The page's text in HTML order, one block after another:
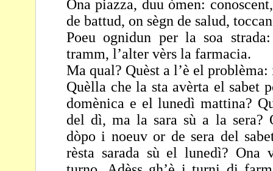
Ona piazza, duu òmen:
de battud, on sègn de salud,
Poeu ognidun per la soa
tramm, l’alter vèrs la farmacia.
Ma qual? Quèst a l’è el
Quèlla che la sta avèrta el sabet
domènica e ellunedì mattina?
del dì, ma la sara sù a la sera?
dòpo i noeuv or de sera del
rèsta sarada sù el lunedì? Ona